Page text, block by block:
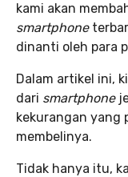
kami akan
smartphone
dinanti oleh para
Dalam artikel ini,
dari smartphone
kekurangan yang
membelinya.
Tidak hanya itu,